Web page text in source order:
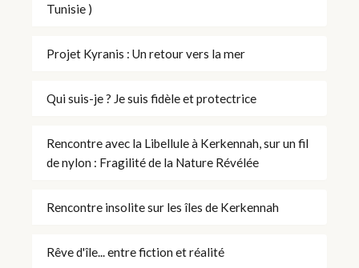
Tunisie )
Projet Kyranis : Un retour vers la mer
Qui suis-je ? Je suis fidèle et protectrice
Rencontre avec la Libellule à Kerkennah, sur un fil
de nylon : Fragilité de la Nature Révélée
Rencontre insolite sur les îles de Kerkennah
Rêve d'île... entre fiction et réalité